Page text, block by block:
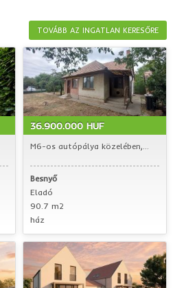
TOVÁBB AZ INGATLAN KERESŐRE
36.900.000 HUF
M6-os autópálya közelében,...
Besnyő
Eladó
90.7 m2
ház